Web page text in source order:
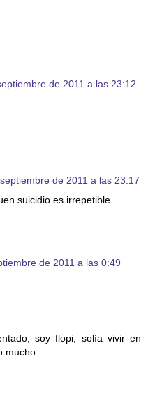
de 2011 a las 23:12
de 2011 a las 23:17
suicidio es irrepetible.
de 2011 a las 0:49
soy flopi, solía vivir en
mucho...